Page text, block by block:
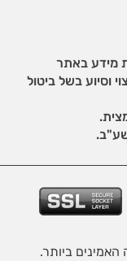
מידע באתר
וסיוע בשל ביטול